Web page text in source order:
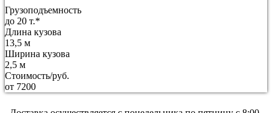
Грузоподъемность
до 20 т.*
Длина кузова
13,5 м
Ширина кузова
2,5 м
Стоимость/руб.
от 7200